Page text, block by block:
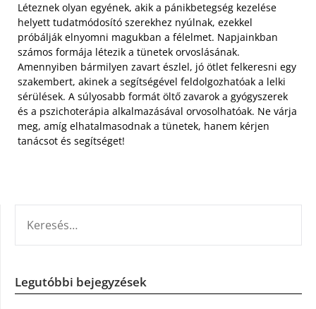
Léteznek olyan egyének, akik a pánikbetegség kezelése
helyett tudatmódosító szerekhez nyúlnak, ezekkel
próbálják elnyomni magukban a félelmet. Napjainkban
számos formája létezik a tünetek orvoslásának.
Amennyiben bármilyen zavart észlel, jó ötlet felkeresni egy
szakembert, akinek a segítségével feldolgozhatóak a lelki
sérülések. A súlyosabb formát öltő zavarok a gyógyszerek
és a pszichoterápia alkalmazásával orvosolhatóak. Ne várja
meg, amíg elhatalmasodnak a tünetek, hanem kérjen
tanácsot és segítséget!
Legutóbbi bejegyzések